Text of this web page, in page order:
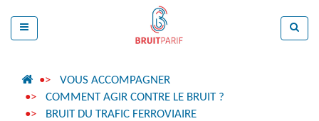
VOUS ACCOMPAGNER
COMMENT AGIR CONTRE LE BRUIT ?
BRUIT DU TRAFIC FERROVIAIRE